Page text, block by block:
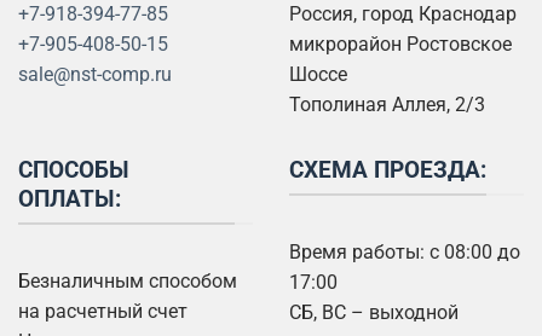
+7-918-394-77-85
+7-905-408-50-15
sale@nst-comp.ru
Россия, город Краснодар
микрорайон Ростовское
Шоссе
Тополиная Аллея, 2/3
СПОСОБЫ
ОПЛАТЫ:
Безналичным способом
на расчетный счет
СХЕМА ПРОЕЗДА:
Время работы: с 08:00 до
17:00
СБ, ВС – выходной